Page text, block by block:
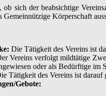
sich der beabsichtige
Gemeinnützige Körperschaft
Die Tätigkeit des Vereins ist
Vereins verfolgt mildtätige
oder als Bedürftige im
Tätigkeit des Vereins ist
Gebote: